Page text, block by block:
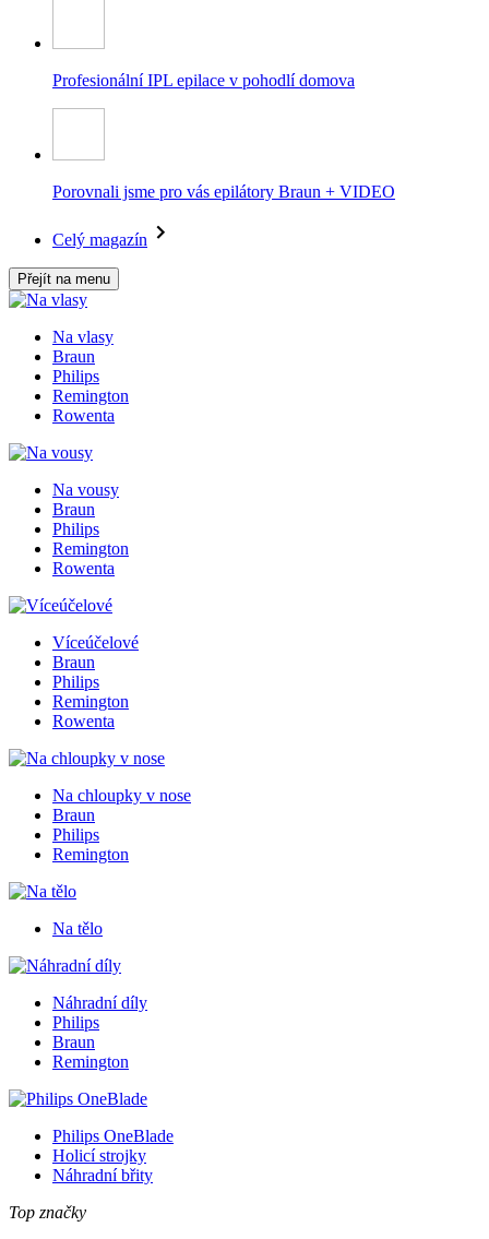
Profesionální IPL epilace v pohodlí domova
Porovnali jsme pro vás epilátory Braun + VIDEO
Celý magazín
Přejít na menu
Na vlasy
Braun
Philips
Remington
Rowenta
Na vousy
Braun
Philips
Remington
Rowenta
Víceúčelové
Braun
Philips
Remington
Rowenta
Na chloupky v nose
Braun
Philips
Remington
Na tělo
Náhradní díly
Philips
Braun
Remington
Philips OneBlade
Holicí strojky
Náhradní břity
Top značky